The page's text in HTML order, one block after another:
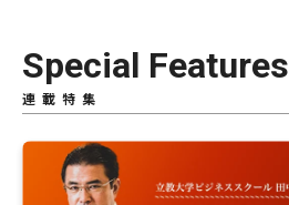
Special Features
連載特集